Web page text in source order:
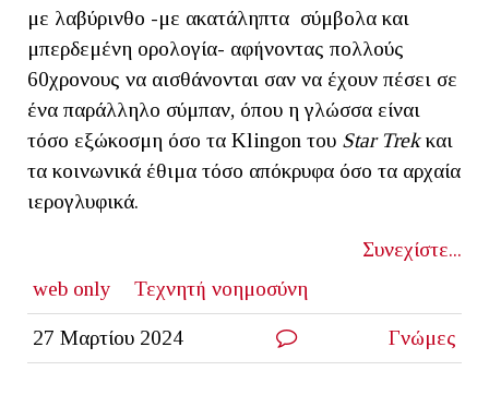
με λαβύρινθο -με ακατάληπτα σύμβολα και
μπερδεμένη ορολογία- αφήνοντας πολλούς
60χρονους να αισθάνονται σαν να έχουν πέσει σε
ένα παράλληλο σύμπαν, όπου η γλώσσα είναι
τόσο εξώκοσμη όσο τα Klingon του Star Trekκαι
τα κοινωνικά έθιμα τόσο απόκρυφα όσο τα αρχαία
ιερογλυφικά.
Συνεχίστε...
web only
Τεχνητή νοημοσύνη
27 Μαρτίου 2024 Γνώμες